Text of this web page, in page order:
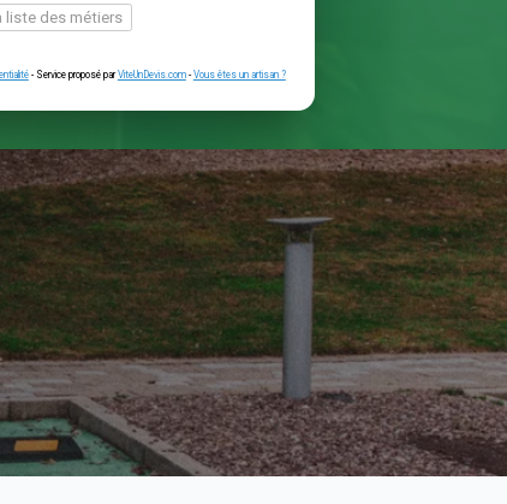
Je ne sais pas
Retour à la liste des métiers
Confidentialité - Service proposé par ViteUnDevis.com-